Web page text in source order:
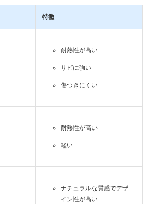
特徴
耐熱性が高い
サビに強い
傷つきにくい
耐熱性が高い
軽い
ナチュラルな質感でデザ
イン性が高い